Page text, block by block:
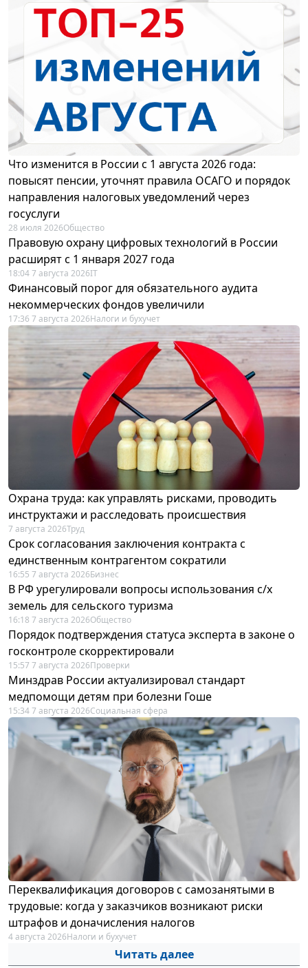
Что изменится в России с 1 августа 2026 года:
повысят пенсии, уточнят правила ОСАГО и порядок
направления налоговых уведомлений через
госуслуги
28 июля 2026Общество
Правовую охрану цифровых технологий в России
расширят с 1 января 2027 года
18:04 7 августа 2026IT
Финансовый порог для обязательного аудита
некоммерческих фондов увеличили
17:36 7 августа 2026Налоги и бухучет
Охрана труда: как управлять рисками, проводить
инструктажи и расследовать происшествия
7 августа 2026Труд
Срок согласования заключения контракта с
единственным контрагентом сократили
16:55 7 августа 2026Бизнес
В РФ урегулировали вопросы использования с/х
земель для сельского туризма
16:18 7 августа 2026Общество
Порядок подтверждения статуса эксперта в законе о
госконтроле скорректировали
15:57 7 августа 2026Проверки
Минздрав России актуализировал стандарт
медпомощи детям при болезни Гоше
15:34 7 августа 2026Социальная сфера
Переквалификация договоров с самозанятыми в
трудовые: когда у заказчиков возникают риски
штрафов и доначисления налогов
4 августа 2026Налоги и бухучет
Читать далее